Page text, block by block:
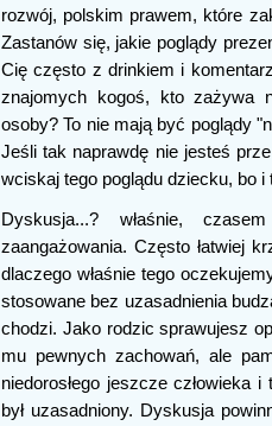
rozwój, polskim prawem, które
Zastanów się, jakie poglądy
Cię często z drinkiem i
znajomych kogoś, kto zażywa
osoby? To nie mają być poglądy
Jeśli tak naprawdę nie jesteś
wciskaj tego poglądu dziecku, bo i
Dyskusja...? właśnie,
zaangażowania. Często łatwiej
dlaczego właśnie tego
stosowane bez uzasadnienia
chodzi. Jako rodzic sprawujesz
mu pewnych zachowań, ale
niedorosłego jeszcze człowieka
był uzasadniony. Dyskusja